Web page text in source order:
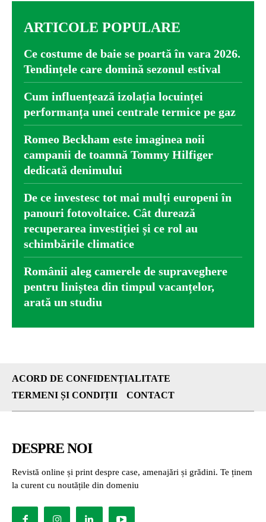
ARTICOLE POPULARE
Ce costume de baie se poartă în vara 2026.
Tendințele care domină sezonul estival
Cum influențează izolația locuinței
performanța unei centrale termice pe gaz
Romeo Beckham este imaginea noii
campanii de toamnă Tommy Hilfiger
dedicată denimului
De ce investesc tot mai mulți europeni în
panouri fotovoltaice. Cât durează
recuperarea investiției și ce rol au
schimbările climatice
Românii aleg camerele de supraveghere
pentru liniștea din timpul vacanțelor,
arată un studiu
ACORD DE CONFIDENȚIALITATE
TERMENI ȘI CONDIȚII
CONTACT
DESPRE NOI
Revistă online și print despre case, amenajări și grădini. Te ținem
la curent cu noutățile din domeniu